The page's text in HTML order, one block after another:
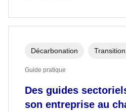
Des guides
son entreprise au
Décarbonation
Guide pratique